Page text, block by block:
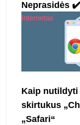
Neprasidės
Internetas
Kaip
skirtukus
„Safari“